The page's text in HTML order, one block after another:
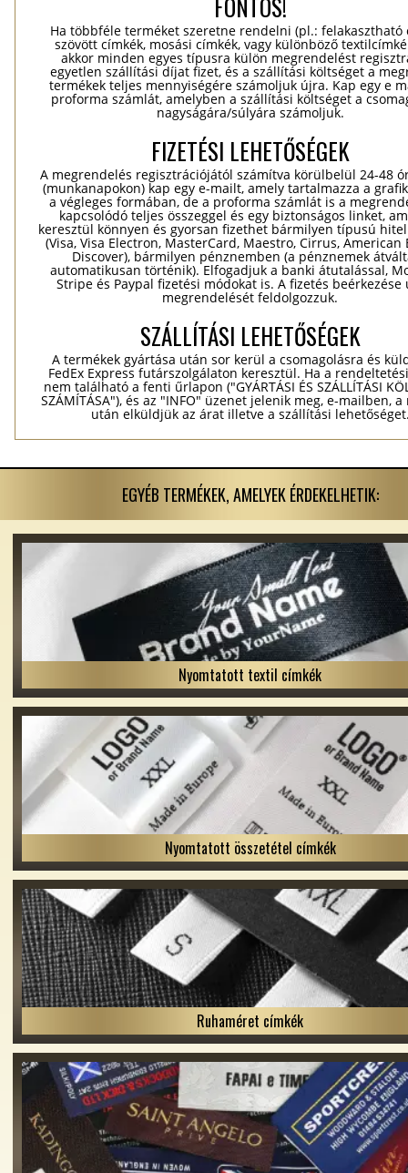
FONTOS!
Ha többféle terméket szeretne rendelni (pl.: felakasztható
szövött címkék, mosási címkék, vagy különböző
akkor minden egyes típusra külön megrendelést
egyetlen szállítási díjat fizet, és a szállítási költséget a
termékek teljes mennyiségére számoljuk újra. Kap egy e
proforma számlát, amelyben a szállítási költséget a
nagyságára/súlyára számoljuk.
FIZETÉSI LEHETŐSÉGEK
A megrendelés regisztrációjától számítva körülbelül 24-48
(munkanapokon) kap egy e-mailt, amely tartalmazza a
a végleges formában, de a proforma számlát is a
kapcsolódó teljes összeggel és egy biztonságos linket,
keresztül könnyen és gyorsan fizethet bármilyen típusú
(Visa, Visa Electron, MasterCard, Maestro, Cirrus, American
Discover), bármilyen pénznemben (a pénznemek
automatikusan történik). Elfogadjuk a banki átutalással,
Stripe és Paypal fizetési módokat is. A fizetés beérkezése
megrendelését feldolgozzuk.
SZÁLLÍTÁSI LEHETŐSÉGEK
A termékek gyártása után sor kerül a csomagolásra és
FedEx Express futárszolgálaton keresztül. Ha a
nem található a fenti űrlapon ("GYÁRTÁSI ÉS SZÁLLÍTÁSI
SZÁMÍTÁSA"), és az "INFO" üzenet jelenik meg, e-mailben,
után elküldjük az árat illetve a szállítási
EGYÉB TERMÉKEK, AMELYEK ÉRDEKELHETIK:
Nyomtatott textil címkék
Nyomtatott összetétel címkék
Ruhaméret címkék